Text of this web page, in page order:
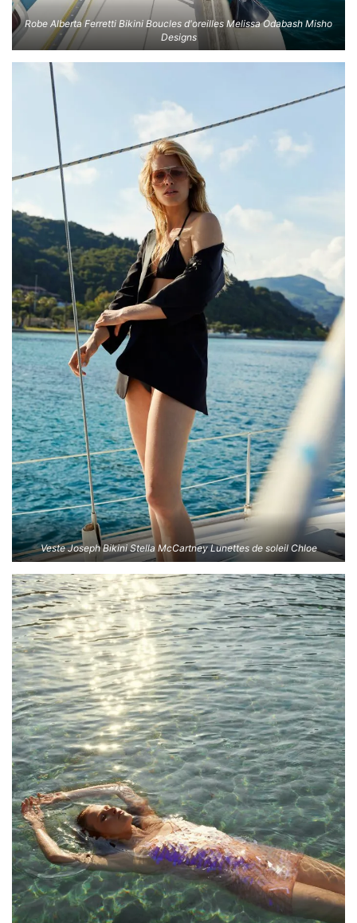
Robe Alberta Ferretti Bikini Boucles d'oreilles Melissa Odabash Misho
Designs
Veste Joseph Bikini Stella McCartney Lunettes de soleil Chloe